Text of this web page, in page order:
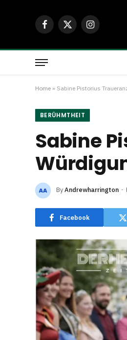
Facebook
X
Instagram
Home » Sabine Pistorius
BERÜHMTHEIT
Sabine
ByAndrewharrington
Facebook